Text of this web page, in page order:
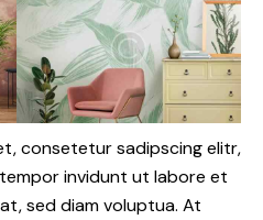
consetetur sadipscing elitr,
invidunt ut labore et
sed diam voluptua. At